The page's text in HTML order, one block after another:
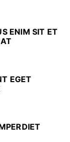
ENIM SIT ET
EGET